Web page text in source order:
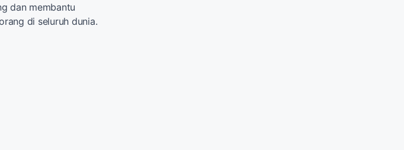
dan membantu
di seluruh dunia.